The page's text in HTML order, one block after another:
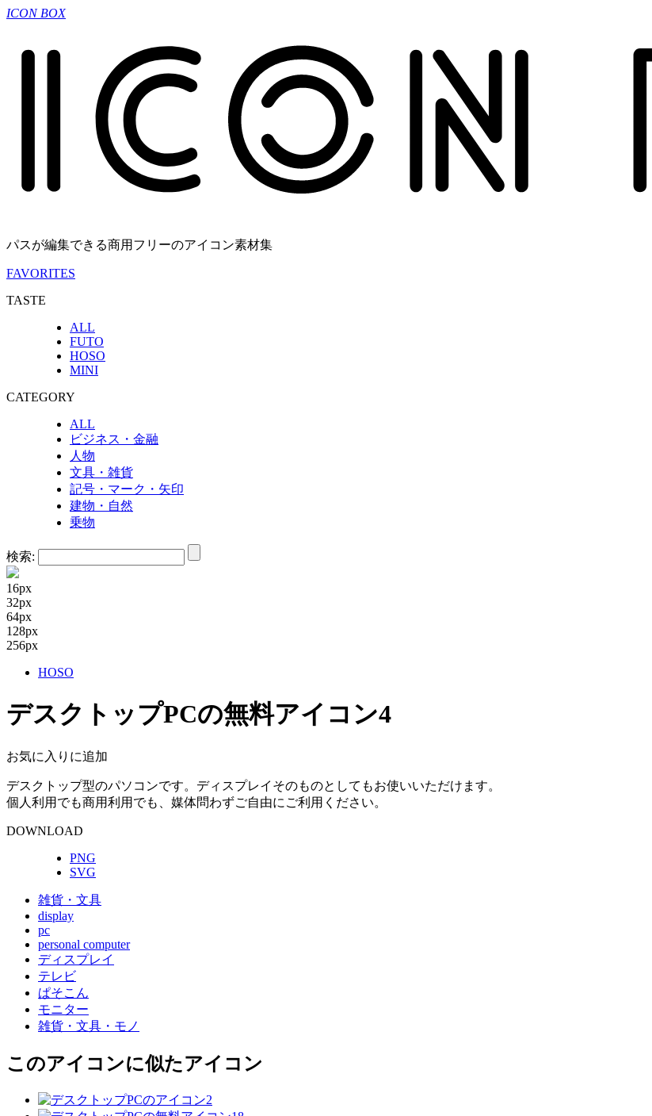
ICON BOX
パスが編集できる商用フリーのアイコン素材集
FAVORITES
TASTE
ALL
FUTO
HOSO
MINI
CATEGORY
ALL
ビジネス・金融
人物
文具・雑貨
記号・マーク・矢印
建物・自然
乗物
検索:
16px
32px
64px
128px
256px
HOSO
デスクトップPCの無料アイコン4
お気に入りに追加
デスクトップ型のパソコンです。ディスプレイそのものとしてもお使いいただけます。
個人利用でも商用利用でも、媒体問わずご自由にご利用ください。
DOWNLOAD
PNG
SVG
雑貨・文具
display
pc
personal computer
ディスプレイ
テレビ
ぱそこん
モニター
雑貨・文具・モノ
このアイコンに似たアイコン